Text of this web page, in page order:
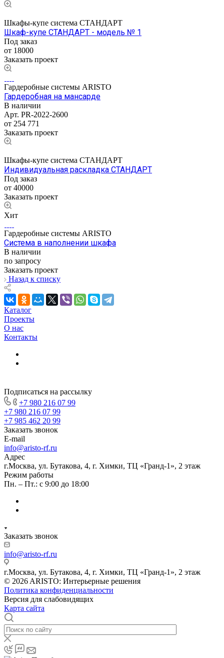
Шкафы-купе система СТАНДАРТ
Шкаф-купе СТАНДАРТ - модель № 1
Под заказ
от 18000
Заказать проект
Гардеробные системы ARISTO
Гардеробная на мансарде
В наличии
Арт. PR-2022-2600
от 254 771
Заказать проект
Шкафы-купе система СТАНДАРТ
Индивидуальная раскладка СТАНДАРТ
Под заказ
от 40000
Заказать проект
Хит
Гардеробные системы ARISTO
Система в наполнении шкафа
В наличии
по запросу
Заказать проект
Назад к списку
Каталог
Проекты
О нас
Контакты
Подписаться на рассылку
+7 980 216 07 99
+7 980 216 07 99
+7 985 462 20 99
Заказать звонок
E-mail
info@aristo-rf.ru
Адрес
г.Москва, ул. Бутакова, 4, г. Химки, ТЦ «Гранд-1», 2 этаж
Режим работы
Пн. – Пт.: с 9:00 до 18:00
Заказать звонок
info@aristo-rf.ru
г.Москва, ул. Бутакова, 4, г. Химки, ТЦ «Гранд-1», 2 этаж
© 2026 ARISTO: Интерьерные решения
Политика конфиденциальности
Версия для слабовидящих
Карта сайта